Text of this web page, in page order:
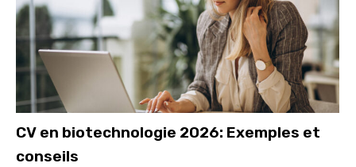
CV en biotechnologie 2026: Exemples et
conseils